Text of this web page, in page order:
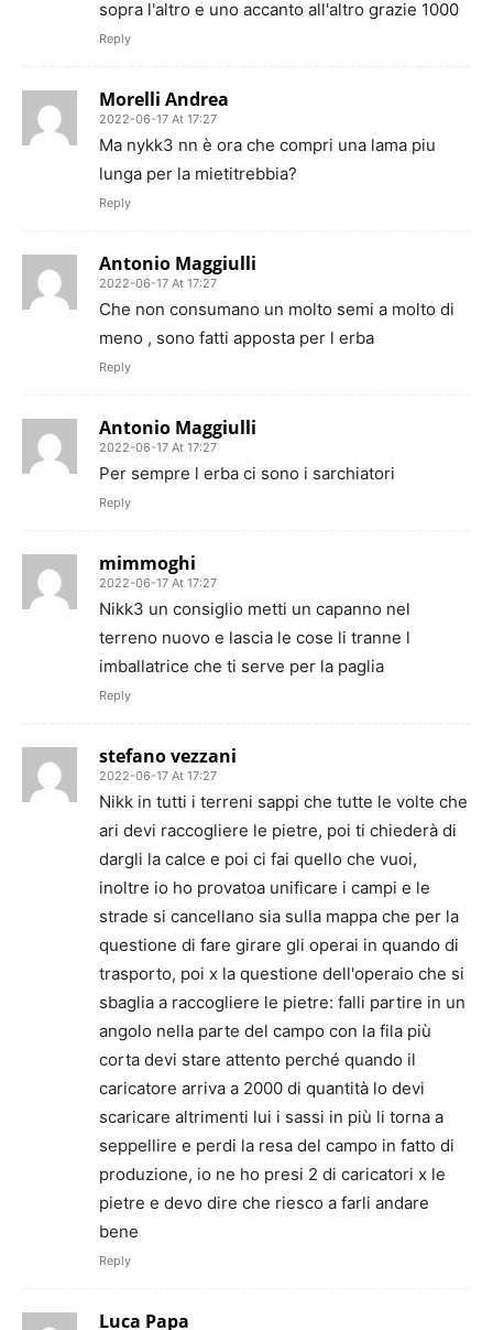
sopra l'altro e uno accanto all'altro grazie 1000
Reply
Morelli Andrea
2022-06-17 At 17:27
Ma nykk3 nn è ora che compri una lama piu
lunga per la mietitrebbia?
Reply
Antonio Maggiulli
2022-06-17 At 17:27
Che non consumano un molto semi a molto di
meno , sono fatti apposta per l erba
Reply
Antonio Maggiulli
2022-06-17 At 17:27
Per sempre l erba ci sono i sarchiatori
Reply
mimmoghi
2022-06-17 At 17:27
Nikk3 un consiglio metti un capanno nel
terreno nuovo e lascia le cose li tranne l
imballatrice che ti serve per la paglia
Reply
stefano vezzani
2022-06-17 At 17:27
Nikk in tutti i terreni sappi che tutte le volte che
ari devi raccogliere le pietre, poi ti chiederà di
dargli la calce e poi ci fai quello che vuoi,
inoltre io ho provatoa unificare i campi e le
strade si cancellano sia sulla mappa che per la
questione di fare girare gli operai in quando di
trasporto, poi x la questione dell'operaio che si
sbaglia a raccogliere le pietre: falli partire in un
angolo nella parte del campo con la fila più
corta devi stare attento perché quando il
caricatore arriva a 2000 di quantità lo devi
scaricare altrimenti lui i sassi in più li torna a
seppellire e perdi la resa del campo in fatto di
produzione, io ne ho presi 2 di caricatori x le
pietre e devo dire che riesco a farli andare
bene
Reply
Luca Papa